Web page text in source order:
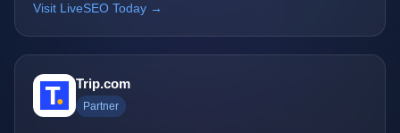
Visit LiveSEO Today →
Trip.com
Partner